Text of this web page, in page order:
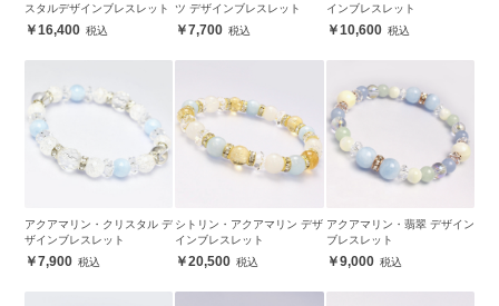
スタルデザインブレスレット
16,400
ツ デザインブレスレット
7,700
インブレスレット
10,600
アクアマリン・クリスタル デ
ザインブレスレット
7,900
シトリン・アクアマリン デザ
インブレスレット
20,500
アクアマリン・翡翠 デザイン
ブレスレット
9,000